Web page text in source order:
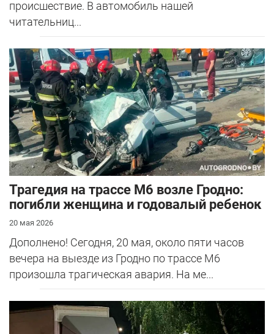
происшествие. В автомобиль нашей
читательниц...
Трагедия на трассе М6 возле Гродно:
погибли женщина и годовалый ребенок
20 мая 2026
Дополнено! Сегодня, 20 мая, около пяти часов
вечера на выезде из Гродно по трассе М6
произошла трагическая авария. На ме...